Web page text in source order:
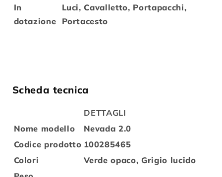
In
dotazione
Luci, Cavalletto, Portapacchi,
Portacesto
Scheda tecnica
DETTAGLI
Nome modello
Nevada 2.0
Codice prodotto 100285465
Colori
Verde opaco, Grigio lucido